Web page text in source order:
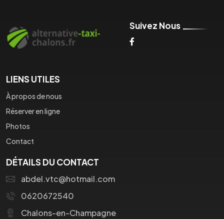
Suivez Nous
LIENS UTILES
À propos de nous
Réserver en ligne
Photos
Contact
DÉTAILS DU CONTACT
abdel.vtc@hotmail.com
0620672540
Chalons-en-Champagne